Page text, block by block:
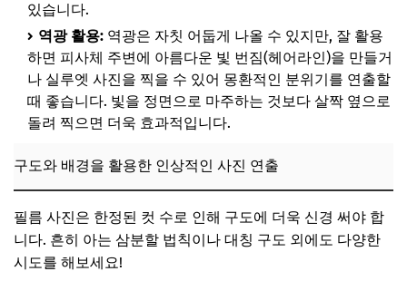
있습니다.
역광 활용: 역광은 자칫 어둡게 나올 수 있지만, 잘 활용
하면 피사체 주변에 아름다운 빛 번짐(헤어라인)을 만들거
나 실루엣 사진을 찍을 수 있어 몽환적인 분위기를 연출할
때 좋습니다. 빛을 정면으로 마주하는 것보다 살짝 옆으로
돌려 찍으면 더욱 효과적입니다.
구도와 배경을 활용한 인상적인 사진 연출
필름 사진은 한정된 컷 수로 인해 구도에 더욱 신경 써야 합
니다. 흔히 아는 삼분할 법칙이나 대칭 구도 외에도 다양한
시도를 해보세요!